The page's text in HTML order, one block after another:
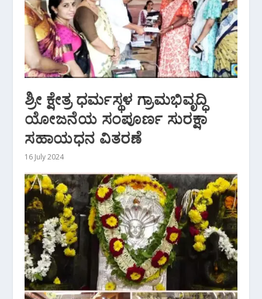
ಶ್ರೀ ಕ್ಷೇತ್ರ ಧರ್ಮಸ್ಥಳ ಗ್ರಾಮಭಿವೃದ್ಧಿ
ಯೋಜನೆಯ ಸಂಪೂರ್ಣ ಸುರಕ್ಷಾ
ಸಹಾಯಧನ ವಿತರಣೆ
16 July 2024